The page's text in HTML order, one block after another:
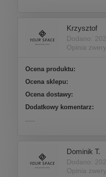
Krzysztof
Dodano:
Opinia
Ocena produktu:
Ocena sklepu:
Ocena dostawy:
Dodatkowy komentarz:
Dominik T.
Dodano:
Opinia